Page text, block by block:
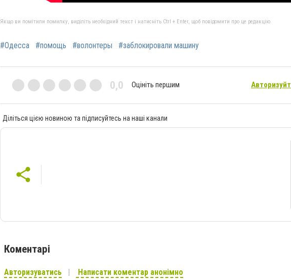
Якщо ви помітили помилку, виділіть необхідний текст і натисніть Ctrl + Enter, щоб повідомити про це редакцію
#Одесса #помощь #волонтеры #заблокировали машину
0,0 Оцініть першим
Діліться цією новиною та підписуйтесь на наші канали
Коментарі
Авторизуватись Написати коментар анонімно